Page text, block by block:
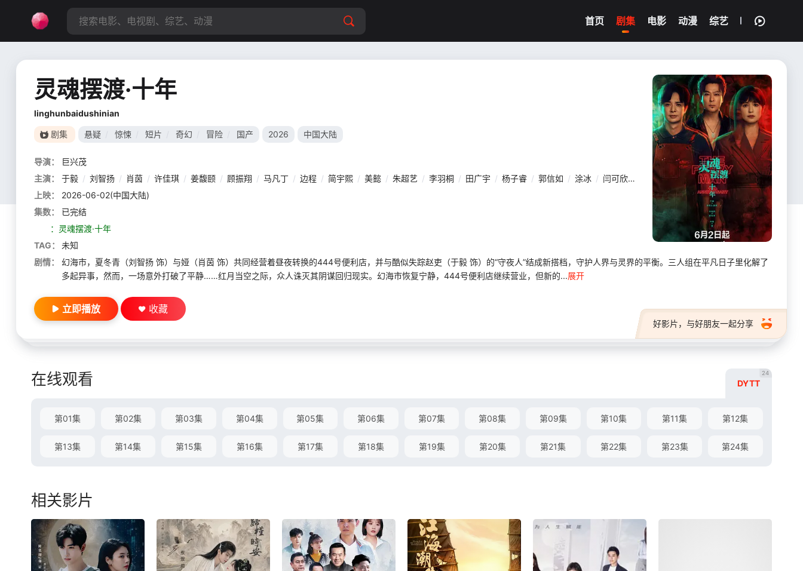
首页 剧集 电影 动漫 综艺
灵魂摆渡·十年
linghunbaidushinian
剧集 悬疑 惊悚 短片 奇幻 冒险 国产 2026 中国大陆
导演：
巨兴茂
主演：
于毅 / 刘智扬 / 肖茵 / 许佳琪 / 姜馥颐 / 顾振翔 / 马凡丁 / 边程 / 简宇熙 / 美懿 / 朱超艺 / 李羽桐 / 田广宇 / 杨子睿 / 郭信如 / 涂冰 / 闫可欣 / 明子煜 邹敦明 / 芮佩怡 / 戴向宇
上映：
2026-06-02(中国大陆)
集数：
已完结
：灵魂摆渡·十年
TAG：
未知
剧情：
幻海市，夏冬青（刘智扬 饰）与娅（肖茵 饰）共同经营着昼夜转换的444号便利店，并与酷似失踪赵吏（于毅 饰）的“守夜人”结成新搭档，守护人界与灵界的平衡。三人组在平凡日子里化解了
多起异事，然而，一场意外打破了平静……红月当空之际，众人诛灭其阴谋回归现实。幻海市恢复宁静，444号便利店继续营业，但新的...展开
好影片，与好朋友一起分享
立即播放 收藏
在线观看 DYTT
24
第01集 第02集 第03集 第04集 第05集 第06集 第07集 第08集 第09集 第10集 第11集 第12集
第13集 第14集 第15集 第16集 第17集 第18集 第19集 第20集 第21集 第22集 第23集 第24集
相关影片